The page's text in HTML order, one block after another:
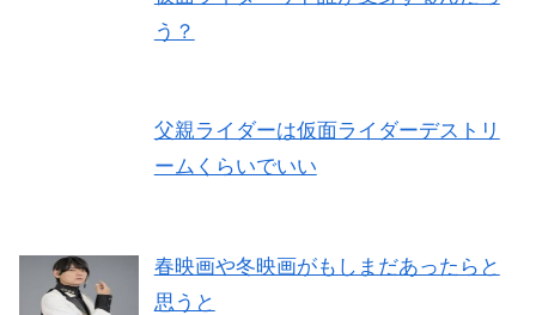
う？
父親ライダーは仮面ライダーデストリ
ームくらいでいい
春映画や冬映画がもしまだあったらと
思うと